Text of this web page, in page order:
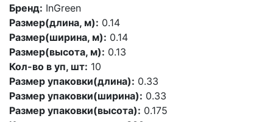
Бренд: InGreen
Размер(длина, м): 0.14
Размер(ширина, м): 0.14
Размер(высота, м): 0.13
Кол-во в уп, шт: 10
Размер упаковки(длина): 0.33
Размер упаковки(ширина): 0.33
Размер упаковки(высота): 0.175